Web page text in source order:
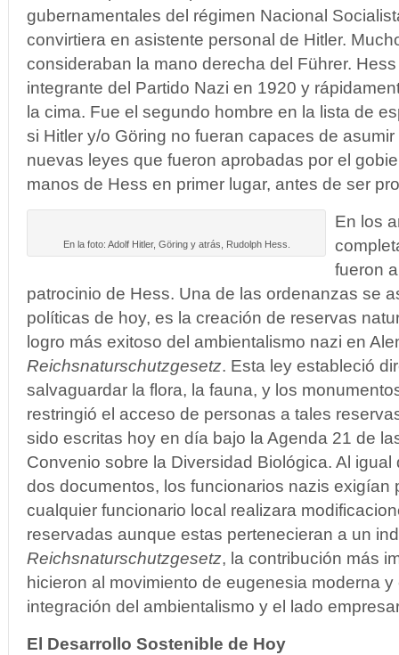
gubernamentales del régimen Nacional
convirtiera en asistente personal de Hitler.
consideraban la mano derecha del Führer.
integrante del Partido Nazi en 1920 y
la cima. Fue el segundo hombre en la lista de
si Hitler y/o Göring no fueran capaces de
nuevas leyes que fueron aprobadas por el
manos de Hess en primer lugar, antes de ser
En la foto: Adolf Hitler, Göring y atrás, Rudolph Hess.
En los
fueron
patrocinio de Hess. Una de las ordenanzas se
políticas de hoy, es la creación de reservas
logro más exitoso del ambientalismo nazi en
Reichsnaturschutzgesetz. Esta ley estableció
salvaguardar la flora, la fauna, y los
restringió el acceso de personas a tales
sido escritas hoy en día bajo la Agenda 21 de
Convenio sobre la Diversidad Biológica. Al
dos documentos, los funcionarios nazis exigían
cualquier funcionario local realizara
reservadas aunque estas pertenecieran a un
Reichsnaturschutzgesetz, la contribución más
hicieron al movimiento de eugenesia moderna
integración del ambientalismo y el lado
El Desarrollo Sostenible de Hoy